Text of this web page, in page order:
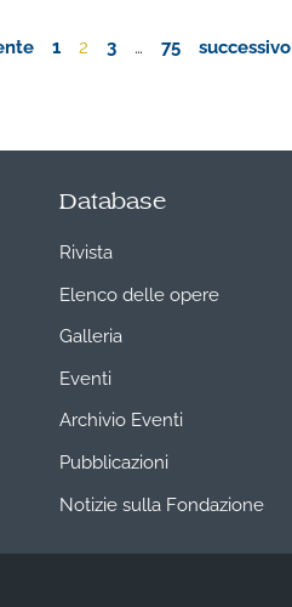
1 2 3 75 successivo
Database
Rivista
Elenco delle opere
Galleria
Eventi
Archivio Eventi
Pubblicazioni
Notizie sulla Fondazione